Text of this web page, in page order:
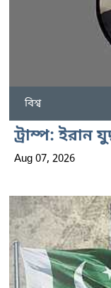
বিশ্ব
ট্রাম্প: ইরান
Aug 07, 2026